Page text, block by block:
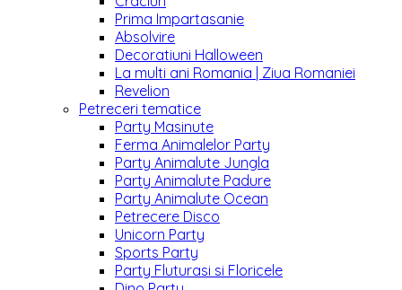
Prima Impartasanie
Absolvire
Decoratiuni Halloween
La multi ani Romania | Ziua Romaniei
Revelion
Petreceri tematice
Party Masinute
Ferma Animalelor Party
Party Animalute Jungla
Party Animalute Padure
Party Animalute Ocean
Petrecere Disco
Unicorn Party
Sports Party
Party Fluturasi si Floricele